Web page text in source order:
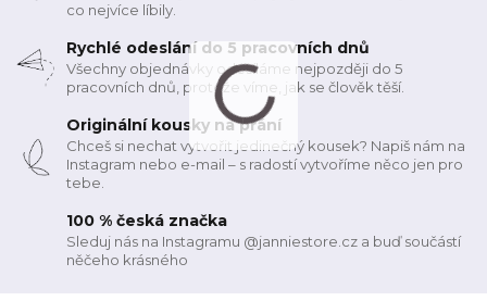
co nejvíce líbily.
Rychlé odeslání do 5 pracovních dnů
Všechny objednávky odesíláme nejpozději do 5
pracovních dnů, protože víme, jak se člověk těší.
Originální kousky na přání
Chceš si nechat vytvořit jedinečný kousek? Napiš nám na
Instagram nebo e-mail – s radostí vytvoříme něco jen pro
tebe.
100 % česká značka
Sleduj nás na Instagramu @janniestore.cz a buď součástí
něčeho krásného